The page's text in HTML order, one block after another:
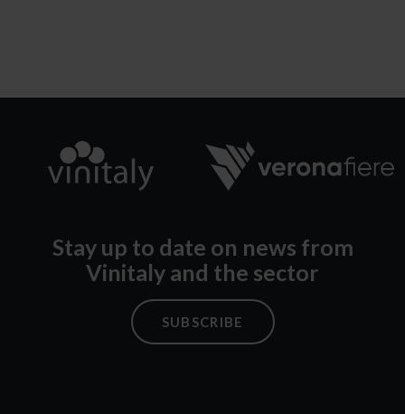
Stay up to date on news from
Vinitaly and the sector
SUBSCRIBE